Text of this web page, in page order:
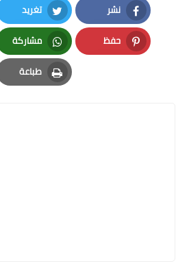
نشر
Facebook
تغريد
Twitter
حفظ
Pinterest
مشاركة
Whatsapp
طباعة
Print